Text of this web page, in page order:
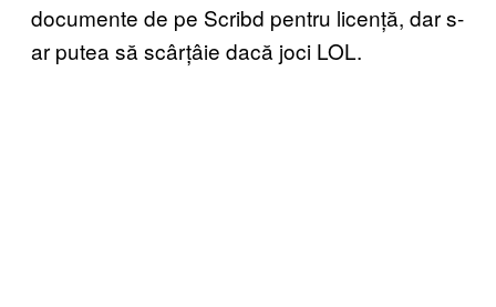
documente de pe Scribd pentru licență, dar s-
ar putea să scârțâie dacă joci LOL.